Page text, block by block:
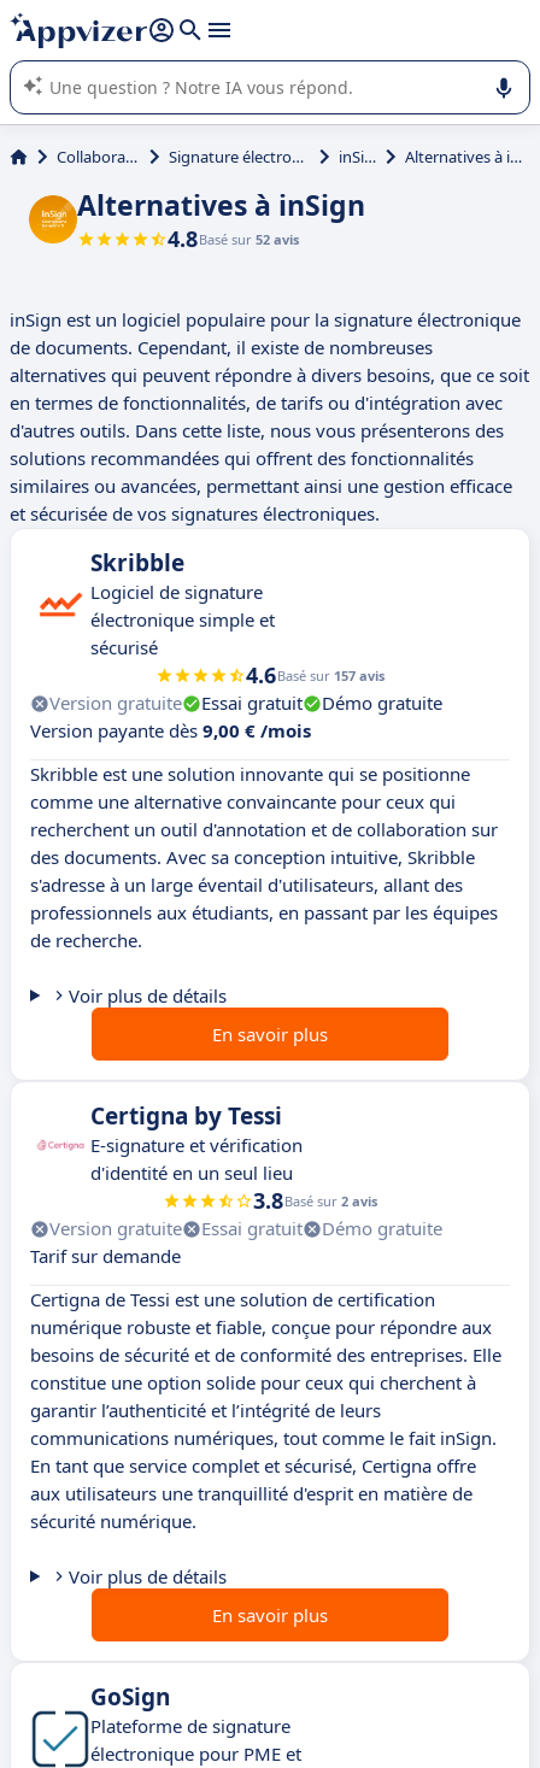
répondre (plusieurs lignes avec
L'IA de Appvizer vous guide dans l'utilisation ou la sélection de
logiciel SaaS en entreprise.
Collaboration Signature électronique inSign Alternatives à inSign
Alternatives à inSign
4.8Basé sur 52 avis
inSign est un logiciel populaire pour la signature électronique
de documents. Cependant, il existe de nombreuses
alternatives qui peuvent répondre à divers besoins, que ce soit
en termes de fonctionnalités, de tarifs ou d'intégration avec
d'autres outils. Dans cette liste, nous vous présenterons des
solutions recommandées qui offrent des fonctionnalités
similaires ou avancées, permettant ainsi une gestion efficace
et sécurisée de vos signatures électroniques.
Skribble
Logiciel de signature
électronique simple et
sécurisé
4.6Basé sur 157 avis
Version gratuite Essai gratuit
Démo gratuite
Version payante dès 9,00 € /mois
Skribble est une solution innovante qui se positionne
comme une alternative convaincante pour ceux qui
recherchent un outil d'annotation et de collaboration sur
des documents. Avec sa conception intuitive, Skribble
s'adresse à un large éventail d'utilisateurs, allant des
professionnels aux étudiants, en passant par les équipes
de recherche.
Voir plus de détails
En savoir plus
Certigna by Tessi
E-signature et vérification
d'identité en un seul lieu
3.8Basé sur 2 avis
Version gratuite Essai gratuit
Démo gratuite
Tarif sur demande
Certigna de Tessi est une solution de certification
numérique robuste et fiable, conçue pour répondre aux
besoins de sécurité et de conformité des entreprises. Elle
constitue une option solide pour ceux qui cherchent à
garantir l’authenticité et l’intégrité de leurs
communications numériques, tout comme le fait inSign.
En tant que service complet et sécurisé, Certigna offre
aux utilisateurs une tranquillité d'esprit en matière de
sécurité numérique.
Voir plus de détails
En savoir plus
GoSign
Plateforme de signature
électronique pour PME et